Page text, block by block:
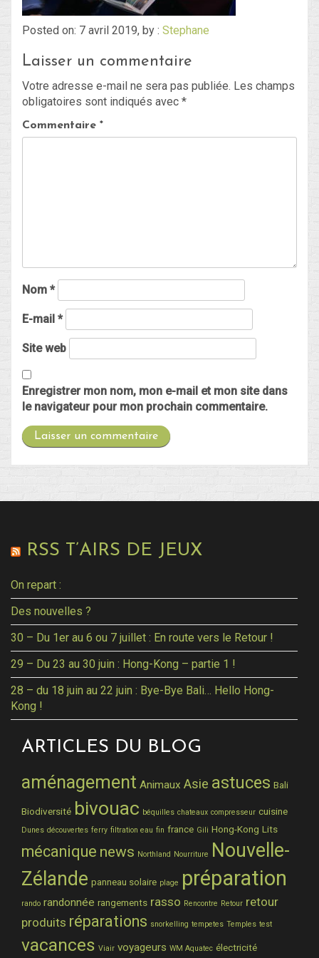
Posted on: 7 avril 2019, by : Stephane
Laisser un commentaire
Votre adresse e-mail ne sera pas publiée. Les champs
obligatoires sont indiqués avec *
Commentaire *
Nom *
E-mail *
Site web
Enregistrer mon nom, mon e-mail et mon site dans
le navigateur pour mon prochain commentaire.
RSS T’AIRS DE JEUX
On repart :
Des nouvelles ?
30 – Du 1er au 6 ou 7 juillet : En route vers le Retour !
29 – Du 23 au 30 juin : Hong-Kong – partie 1 !
28 – du 18 juin au 22 juin : Bye-Bye Bali… Hello Hong-
Kong !
ARTICLES DU BLOG
aménagement Animaux Asie astuces Bali
Biodiversité bivouac béquilles chateaux compresseur cuisine
Dunes découvertes ferry filtration eau fin france Gili Hong-Kong Lits
mécanique news Northland Nourriture Nouvelle-
Zélande panneau solaire plage préparation
rando randonnée rangements rasso Rencontre Retour retour
produits réparations snorkelling tempetes Temples test
vacances Viair voyageurs WM Aquatec électricité